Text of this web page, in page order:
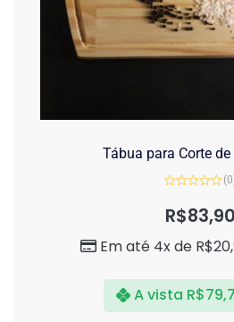
Tábua para Corte
de
R$83,90
Em até 4x de R$
A vista R$